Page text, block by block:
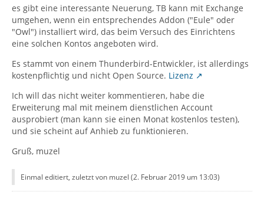
es gibt eine interessante Neuerung, TB kann mit Exchange
umgehen, wenn ein entsprechendes Addon ("Eule" oder
"Owl") installiert wird, das beim Versuch des Einrichtens
eine solchen Kontos angeboten wird.
Es stammt von einem Thunderbird-Entwickler, ist allerdings
kostenpflichtig und nicht Open Source. Lizenz
Ich will das nicht weiter kommentieren, habe die
Erweiterung mal mit meinem dienstlichen Account
ausprobiert (man kann sie einen Monat kostenlos testen),
und sie scheint auf Anhieb zu funktionieren.
Gruß, muzel
Einmal editiert, zuletzt von muzel (2. Februar 2019 um 13:03)